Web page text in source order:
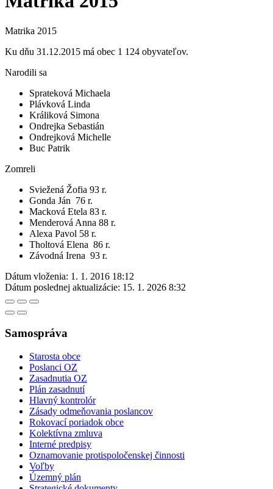
Matrika 2015
Ku dňu 31.12.2015 má obec 1 124 obyvateľov.
Narodili sa
Sprateková Michaela
Plávková Linda
Králiková Simona
Ondrejka Sebastián
Ondrejková Michelle
Buc Patrik
Zomreli
Sviežená Žofia 93 r.
Gonda Ján 76 r.
Macková Etela 83 r.
Menderová Anna 88 r.
Alexa Pavol 58 r.
Tholtová Elena 86 r.
Závodná Irena 93 r.
Dátum vloženia: 1. 1. 2016 18:12
Dátum poslednej aktualizácie: 15. 1. 2026 8:32
Samospráva
Starosta obce
Poslanci OZ
Zasadnutia OZ
Plán zasadnutí
Hlavný kontrolór
Zásady odmeňovania poslancov
Rokovací poriadok obce
Kolektívna zmluva
Interné predpisy
Oznamovanie protispoločenskej činnosti
Voľby
Územný plán